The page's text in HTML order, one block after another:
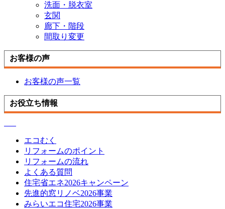
洗面・脱衣室
玄関
廊下・階段
間取り変更
お客様の声
お客様の声一覧
お役立ち情報
エコむく
リフォームのポイント
リフォームの流れ
よくある質問
住宅省エネ2026キャンペーン
先進的窓リノベ2026事業
みらいエコ住宅2026事業